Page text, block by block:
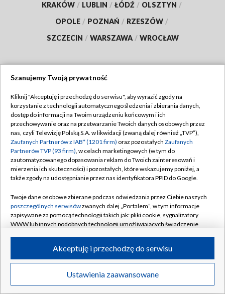
KRAKÓW / LUBLIN / ŁÓDŹ / OLSZTYN /
OPOLE / POZNAŃ / RZESZÓW /
SZCZECIN / WARSZAWA / WROCŁAW
TVP
Abonament TVP
Emisja w TVP
Centrum informacji TVP
Naziemna Telewizja Cyfrowa
Rada Programowa
System NOS
Informacje o nadawcy
Program dla prasy
Ogłoszenie przetargowe
Regulamin TVP
Polityka prywatności
Moje zgody
Pomoc
Kontakt
Kanały
©2026 Telewizja Polska S.A. w likwidacji
Szanujemy Twoją prywatność
Kliknij "Akceptuję i przechodzę do serwisu", aby wyrazić zgody na
korzystanie z technologii automatycznego śledzenia i zbierania danych,
dostęp do informacji na Twoim urządzeniu końcowym i ich
przechowywanie oraz na przetwarzanie Twoich danych osobowych przez
nas, czyli Telewizję Polską S.A. w likwidacji (zwaną dalej również „TVP”),
Zaufanych Partnerów z IAB* (1201 firm) oraz pozostałych Zaufanych
Partnerów TVP (93 firm), w celach marketingowych (w tym do
zautomatyzowanego dopasowania reklam do Twoich zainteresowań i
mierzenia ich skuteczności) i pozostałych, które wskazujemy poniżej, a
także zgody na udostępnianie przez nas identyfikatora PPID do Google.
Twoje dane osobowe zbierane podczas odwiedzania przez Ciebie naszych
poszczególnych serwisówzwanych dalej „Portalem”, w tym informacje
zapisywane za pomocą technologii takich jak: pliki cookie, sygnalizatory
WWW lub innych podobnych technologii umożliwiających świadczenie
ruchu w Internecie.
Twoje dane osobowe zbierane podczas odwiedzania przez Ciebie
poszczególnych serwisówna Portalu, takie jak adresy IP, identyfikatory
Ustawienia zaawansowane
Akceptuję i przechodzę do serwisu